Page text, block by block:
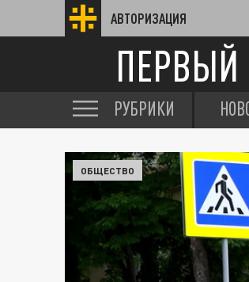
АВТОРИЗАЦИЯ
ПЕРВЫЙ
РУБРИКИ
ОБЩЕСТВО